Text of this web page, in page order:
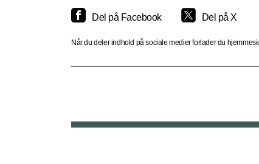
Del på Facebook Del på X
Når du deler indhold på sociale medier forlader du